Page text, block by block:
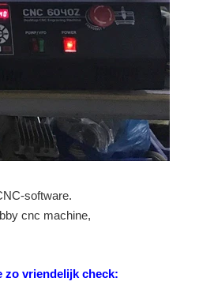
software.
cnc machine,
zo vriendelijk check: